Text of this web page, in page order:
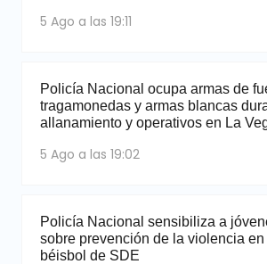
5 Ago a las 19:11
Policía Nacional ocupa armas de
tragamonedas y armas blancas
allanamiento y operativos en La
5 Ago a las 19:02
Policía Nacional sensibiliza a
sobre prevención de la violencia
béisbol de SDE